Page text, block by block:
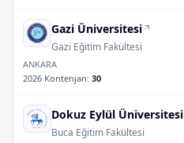
Gazi Üniversitesi
Gazi Eğitim Fakültesi
ANKARA
2026 Kontenjan: 30
Dokuz Eylül Üniversitesi
Buca Eğitim Fakültesi